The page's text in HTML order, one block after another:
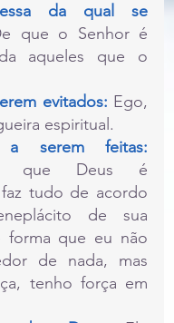
da qual se
que o Senhor é
aqueles que o
evitados: Ego,
espiritual.
que Deus é
tudo de acordo
de sua
forma que eu não
de nada, mas
tenho força em